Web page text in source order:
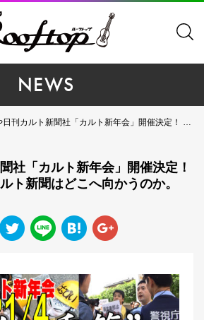
NEWS
カルト新聞社「カルト新年会」開催決定！ "政治の季節"にカルト新聞はどこへ向かうのか。
社「カルト新年会」開催決定！
ト新聞はどこへ向かうのか。